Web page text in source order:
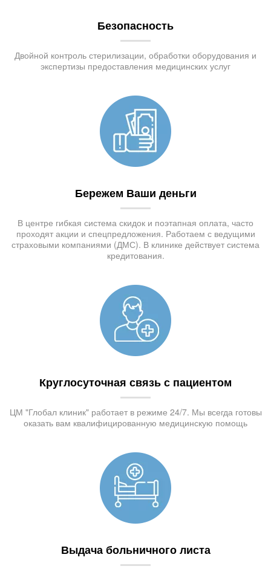
Безопасность
Двойной контроль стерилизации, обработки оборудования и
экспертизы предоставления медицинских услуг
Бережем Ваши деньги
В центре гибкая система скидок и поэтапная оплата, часто
проходят акции и спецпредложения. Работаем с ведущими
страховыми компаниями (ДМС). В клинике действует система
кредитования.
Круглосуточная связь с пациентом
ЦМ "Глобал клиник" работает в режиме 24/7. Мы всегда готовы
оказать вам квалифицированную медицинскую помощь
Выдача больничного листа